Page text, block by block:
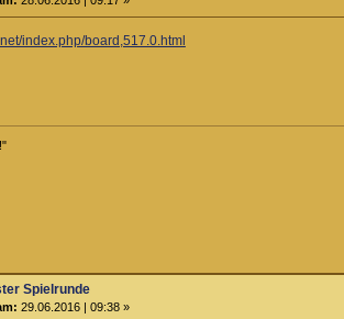
index.php/board,517.0.html
Spielrunde
29.06.2016 | 09:38 »